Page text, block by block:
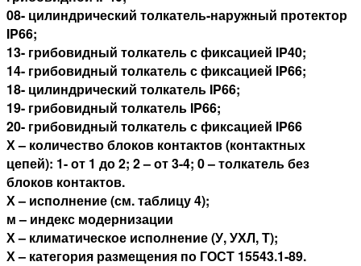
08- цилиндрический толкатель-наружный протектор
IP66;
13- грибовидный толкатель с фиксацией IP40;
14- грибовидный толкатель с фиксацией IP66;
18- цилиндрический толкатель IP66;
19- грибовидный толкатель IP66;
20- грибовидный толкатель с фиксацией IP66
Х – количество блоков контактов (контактных
цепей): 1- от 1 до 2; 2 – от 3-4; 0 – толкатель без
блоков контактов.
Х – исполнение (см. таблицу 4);
м – индекс модернизации
Х – климатическое исполнение (У, УХЛ, Т);
Х – категория размещения по ГОСТ 15543.1-89.